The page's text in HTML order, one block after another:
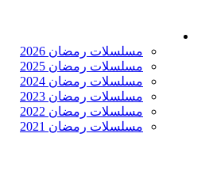
مسلسلات رمضان 2026
مسلسلات رمضان 2025
مسلسلات رمضان 2024
مسلسلات رمضان 2023
مسلسلات رمضان 2022
مسلسلات رمضان 2021